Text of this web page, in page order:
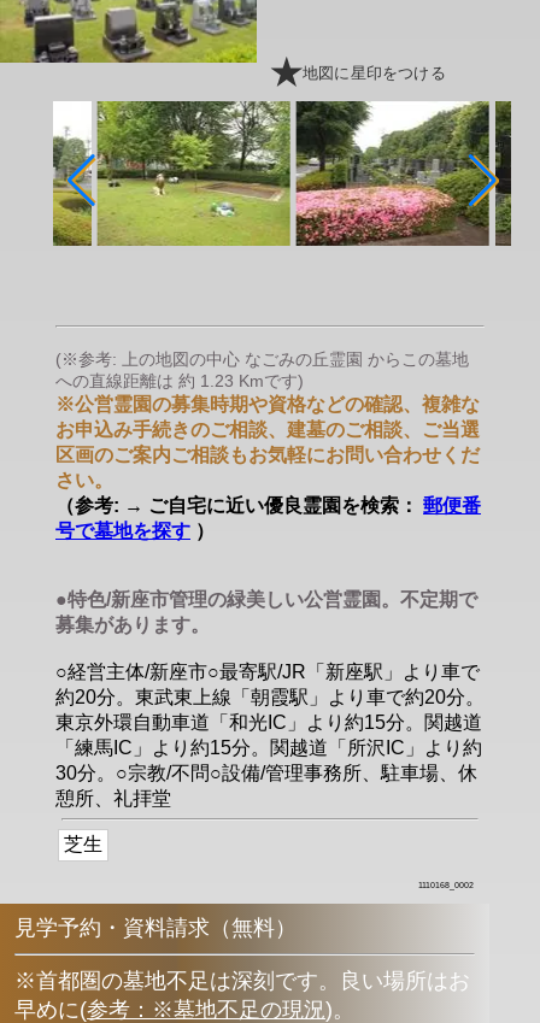
地図に星印をつける
(※参考: 上の地図の中心 なごみの丘霊園 からこの墓地
への直線距離は 約 1.23 Kmです)
※公営霊園の募集時期や資格などの確認、複雑な
お申込み手続きのご相談、建墓のご相談、ご当選
区画のご案内ご相談もお気軽にお問い合わせくだ
さい。
（参考: → ご自宅に近い優良霊園を検索： 郵便番
号で墓地を探す ）
●特色/新座市管理の緑美しい公営霊園。不定期で
募集があります。
○経営主体/新座市○最寄駅/JR「新座駅」より車で
約20分。東武東上線「朝霞駅」より車で約20分。
東京外環自動車道「和光IC」より約15分。関越道
「練馬IC」より約15分。関越道「所沢IC」より約
30分。○宗教/不問○設備/管理事務所、駐車場、休
憩所、礼拝堂
芝生
1110168_0002
見学予約・資料請求（無料）
※首都圏の墓地不足は深刻です。良い場所はお
早めに(参考：※墓地不足の現況)。